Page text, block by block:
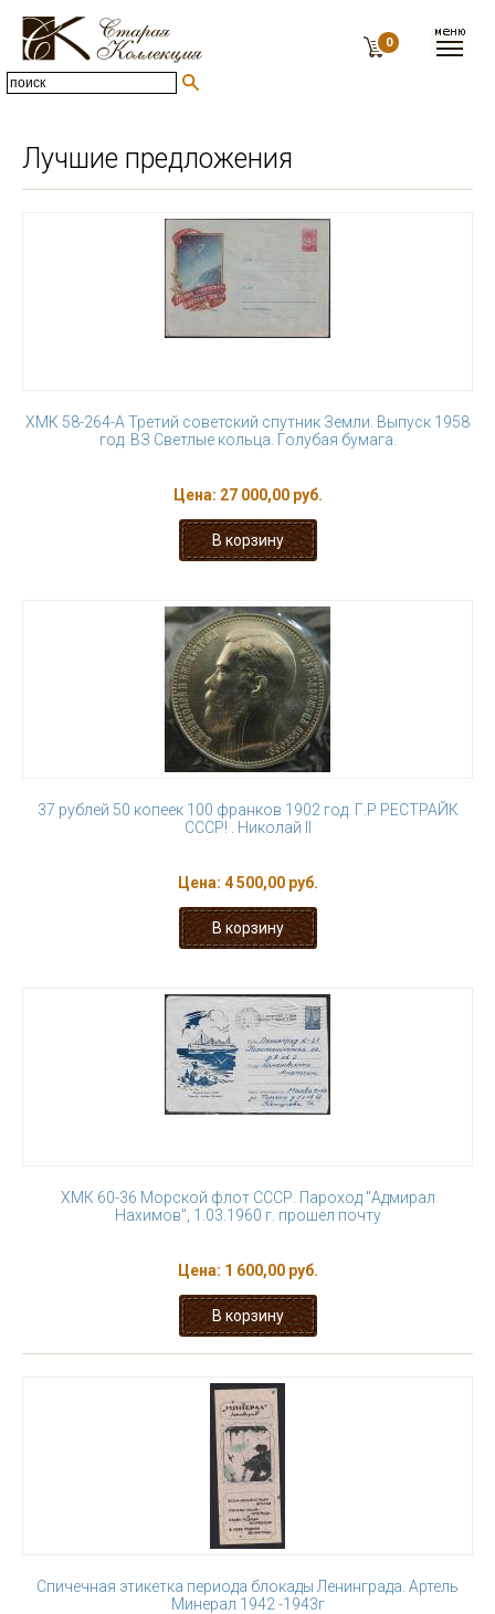
0
Лучшие предложения
ХМК 58-264-А Третий советский спутник Земли. Выпуск 1958
год. ВЗ Светлые кольца. Голубая бумага.
Цена: 27 000,00 руб.
37 рублей 50 копеек 100 франков 1902 год. Г.Р РЕСТРАЙК
СССР! . Николай II
Цена: 4 500,00 руб.
ХМК 60-36 Морской флот СССР. Пароход "Адмирал
Нахимов", 1.03.1960 г. прошел почту
Цена: 1 600,00 руб.
Спичечная этикетка периода блокады Ленинграда. Артель
Минерал 1942 -1943г